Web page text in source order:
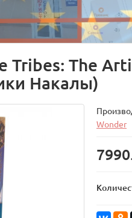
Tribes: The
Накалы)
Wonder